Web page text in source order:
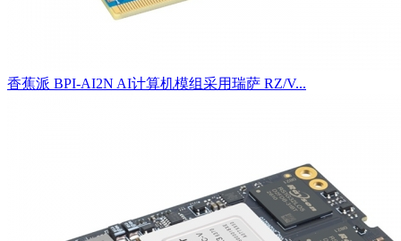
香蕉派 BPI-AI2N AI计算机模组采用瑞萨 RZ/V...